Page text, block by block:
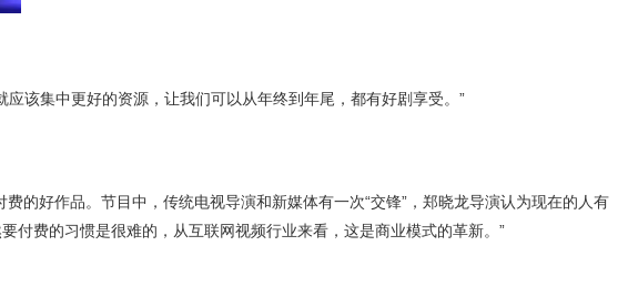
集中更好的资源，让我们可以从年终到年尾，都有好剧享受。”
作品。节目中，传统电视导演和新媒体有一次“交锋”，郑晓龙导演认为现在的人有
付费的习惯是很难的，从互联网视频行业来看，这是商业模式的革新。”